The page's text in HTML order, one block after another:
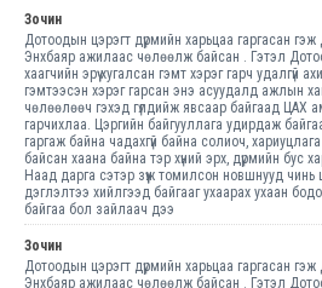
Зочин
Дотоодын цэрэгт дүрмийн харьцаа гаргасан
Энхбаяр ажилаас чөлөөлж байсан . Гэтэл
хаагчийн эрүү хугалсан гэмт хэрэг гарч удалгүй
гэмтээсэн хэрэг гарсан энэ асуудалд ажлын
чөлөөлөөч гэхэд гүлдийж явсаар байгаад ЦАХ
гарчихлаа. Цэргийн байгууллага удирдаж
гаргаж байна чадахгүй байна солиоч,
байсан хаана байна тэр хүний эрх, дүрмийн бус
Наад дарга сэтэр зүүж томилсон новшнууд
дэглэлтээ хийлгээд байгааг ухаарах ухаан
байгаа бол зайлаач дээ
Зочин
Дотоодын цэрэгт дүрмийн харьцаа гаргасан
Энхбаяр ажилаас чөлөөлж байсан . Гэтэл